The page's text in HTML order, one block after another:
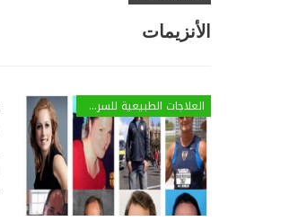
الأنزيمات
العلاجات الطبيعية للسرطان